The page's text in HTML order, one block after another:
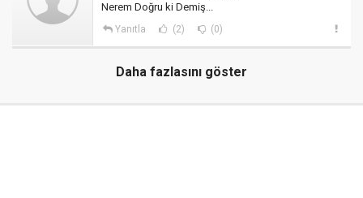
Nerem Doğru ki Demiş...
Yanıtla (2) (0)
Daha fazlasını göster